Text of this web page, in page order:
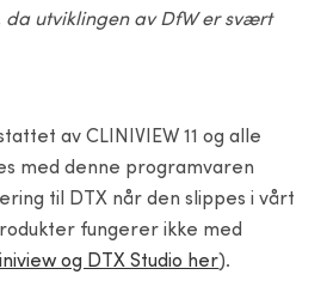
da utviklingen av DfW er svært
av CLINIVIEW 11 og alle
med denne programvaren
til DTX når den slippes i vårt
fungerer ikke med
og DTX Studio her).